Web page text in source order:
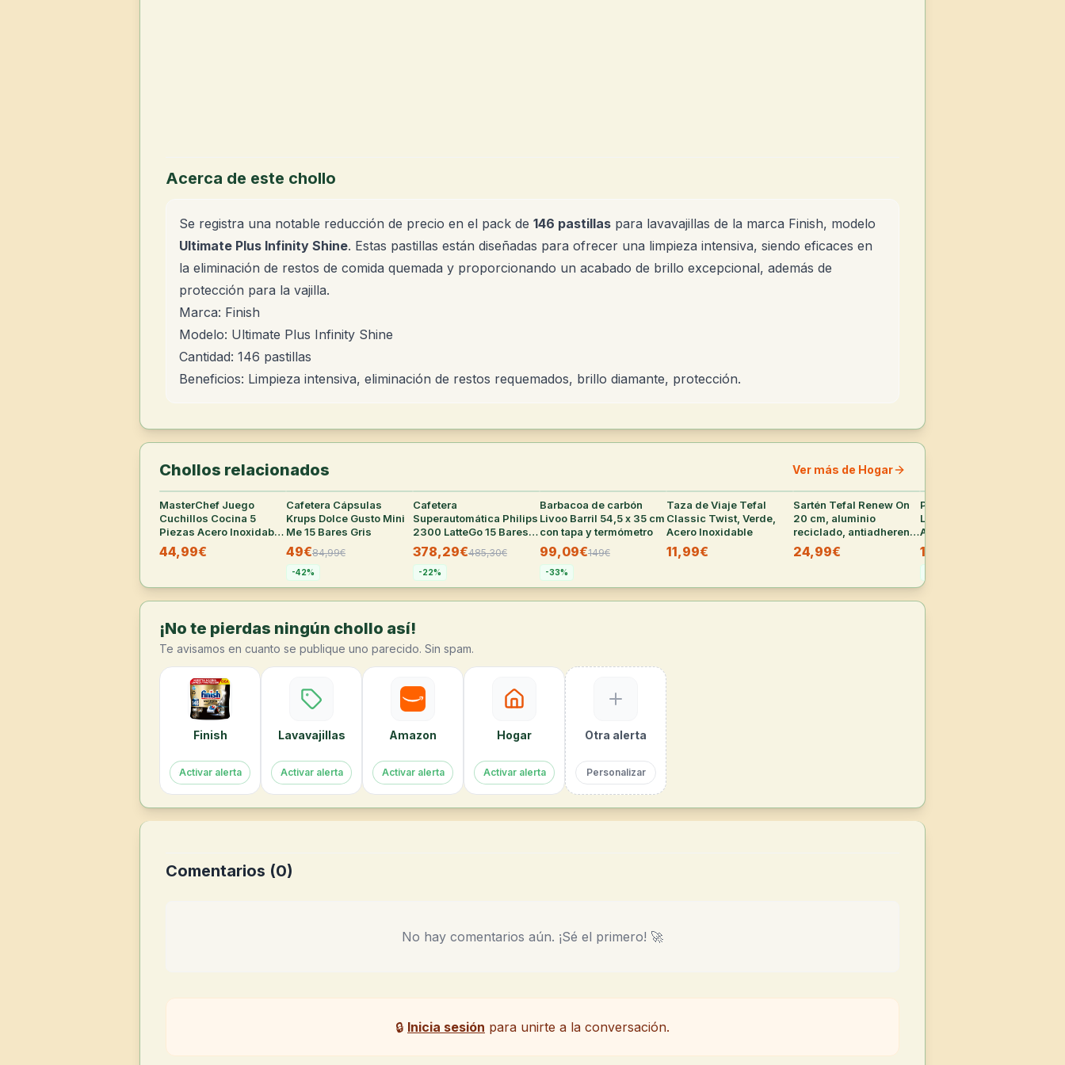
Acerca de este chollo
Se registra una notable reducción de precio en el pack de 146 pastillas para lavavajillas de la marca Finish, modelo
Ultimate Plus Infinity Shine. Estas pastillas están diseñadas para ofrecer una limpieza intensiva, siendo eficaces en
la eliminación de restos de comida quemada y proporcionando un acabado de brillo excepcional, además de
protección para la vajilla.
Marca: Finish
Modelo: Ultimate Plus Infinity Shine
Cantidad: 146 pastillas
Beneficios: Limpieza intensiva, eliminación de restos requemados, brillo diamante, protección.
Chollos relacionados Ver más de Hogar
MasterChef Juego
Cuchillos Cocina 5
Piezas Acero Inoxidable
(varias tallas)
44,99€
Cafetera Cápsulas
Krups Dolce Gusto Mini
Me 15 Bares Gris
49€84,99€
-42%
Cafetera
Superautomática Philips
2300 LatteGo 15 Bares
Blanca
378,29€485,30€
-22%
27
Barbacoa de carbón
Livoo Barril 54,5 x 35 cm
con tapa y termómetro
99,09€149€
-33%
Taza de Viaje Tefal
Classic Twist, Verde,
Acero Inoxidable
11,99€
37°
Sartén Tefal Renew On
20 cm, aluminio
reciclado, antiadherente
cerámico
24,99€
Pack 2x Detergente
Líquido Wipp Express
Antiolores 55 Lavados
15,29€
¡No te pierdas ningún chollo así!
Te avisamos en cuanto se publique uno parecido. Sin spam.
Finish
Activar alerta
Lavavajillas
Activar alerta
Amazon
Activar alerta
Hogar
Activar alerta
Otra alerta
Personalizar
Comentarios (0)
No hay comentarios aún. ¡Sé el primero! 🚀
🔒 Inicia sesión para unirte a la conversación.